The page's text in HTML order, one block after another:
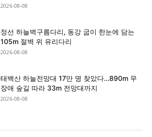
2026-08-08
정선 하늘벽구름다리, 동강 굽이 한눈에 담는
105m 절벽 위 유리다리
2026-08-08
태백산 하늘전망대 17만 명 찾았다…890m 무
장애 숲길 따라 33m 전망대까지
2026-08-08